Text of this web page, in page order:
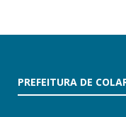
PREFEITURA DE